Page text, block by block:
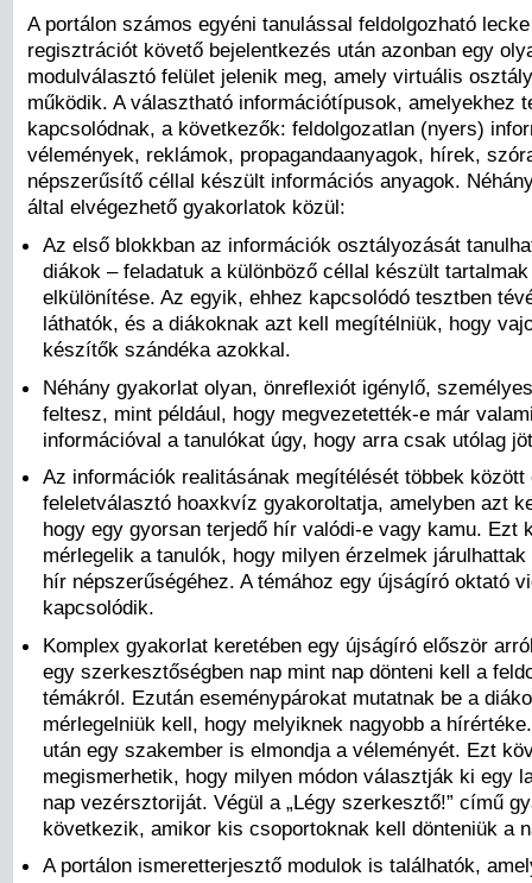
A portálon számos egyéni tanulással feldolgozható
regisztrációt követő bejelentkezés után azonban egy
modulválasztó felület jelenik meg, amely virtuális
működik. A választható információtípusok, amelyekhez
kapcsolódnak, a következők: feldolgozatlan (nyers)
vélemények, reklámok, propagandaanyagok, hírek,
népszerűsítő céllal készült információs anyagok.
által elvégezhető gyakorlatok közül:
Az első blokkban az információk osztályozását
diákok – feladatuk a különböző céllal készült
elkülönítése. Az egyik, ehhez kapcsolódó tesztben
láthatók, és a diákoknak azt kell megítélniük, hogy
készítők szándéka azokkal.
Néhány gyakorlat olyan, önreflexiót igénylő,
feltesz, mint például, hogy megvezetették-e már
információval a tanulókat úgy, hogy arra csak utólag
Az információk realitásának megítélését többek között
feleletválasztó hoaxkvíz gyakoroltatja, amelyben azt
hogy egy gyorsan terjedő hír valódi-e vagy kamu. Ezt
mérlegelik a tanulók, hogy milyen érzelmek
hír népszerűségéhez. A témához egy újságíró oktató
kapcsolódik.
Komplex gyakorlat keretében egy újságíró először
egy szerkesztőségben nap mint nap dönteni kell a
témákról. Ezután eseménypárokat mutatnak be a
mérlegelniük kell, hogy melyiknek nagyobb a
után egy szakember is elmondja a véleményét. Ezt
megismerhetik, hogy milyen módon választják ki egy
nap vezérsztoriját. Végül a „Légy szerkesztő!” című
következik, amikor kis csoportoknak kell dönteniük a
A portálon ismeretterjesztő modulok is találhatók,